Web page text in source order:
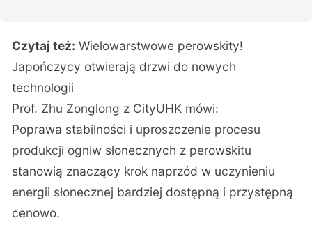
Czytaj też: Wielowarstwowe perowskity!
Japończycy otwierają drzwi do nowych
technologii
Prof. Zhu Zonglong z CityUHK mówi:
Poprawa stabilności i uproszczenie procesu
produkcji ogniw słonecznych z perowskitu
stanowią znaczący krok naprzód w uczynieniu
energii słonecznej bardziej dostępną i przystępną
cenowo.